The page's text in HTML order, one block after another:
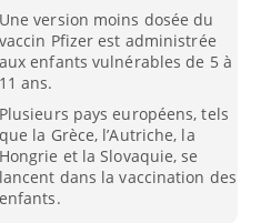
Une version moins dosée du
vaccin Pfizer est administrée
aux enfants vulnérables de 5 à
11 ans.
Plusieurs pays européens, tels
que la Grèce, l’Autriche, la
Hongrie et la Slovaquie, se
lancent dans la vaccination des
enfants.